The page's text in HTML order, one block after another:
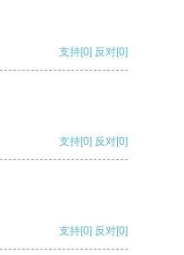
支持[0] 反对[0]
支持[0] 反对[0]
支持[0] 反对[0]